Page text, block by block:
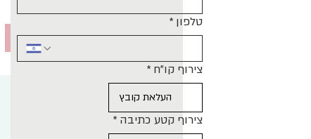
טלפון *
צירוף קו"ח *
העלאת קובץ
צירוף קטע כתיבה *